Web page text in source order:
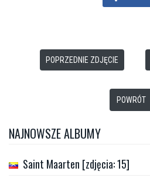
POPRZEDNIE ZDJĘCIE
POWRÓT
NAJNOWSZE ALBUMY
Saint Maarten [zdjęcia: 15]